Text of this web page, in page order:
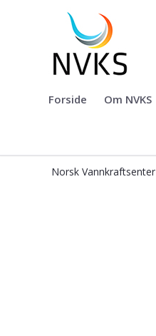
Forside Om NVKS
Norsk Vannkraftsenter